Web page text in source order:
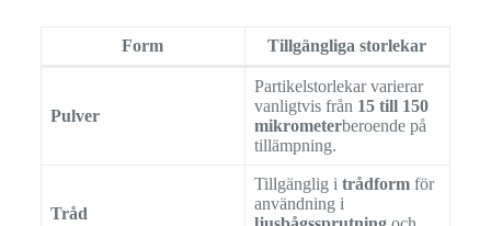
Form Tillgängliga storlekar
Pulver
Partikelstorlekar varierar
vanligtvis från 15 till 150
mikrometerberoende på
tillämpning.
Tråd
Tillgänglig i trådformför
användning i